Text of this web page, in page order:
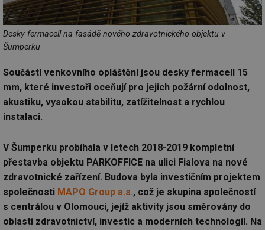
Desky fermacell na fasádě nového zdravotnického objektu v
Šumperku
Součástí venkovního opláštění jsou desky fermacell 15
mm, které investoři oceňují pro jejich požární odolnost,
akustiku, vysokou stabilitu, zatížitelnost a rychlou
instalaci.
V Šumperku probíhala v letech 2018-2019 kompletní
přestavba objektu PARKOFFICE na ulici Fialova na nové
zdravotnické zařízení. Budova byla investičním projektem
společnosti MAPO Group a.s., což je skupina společností
s centrálou v Olomouci, jejíž aktivity jsou směrovány do
oblasti zdravotnictví, investic a moderních technologií. Na